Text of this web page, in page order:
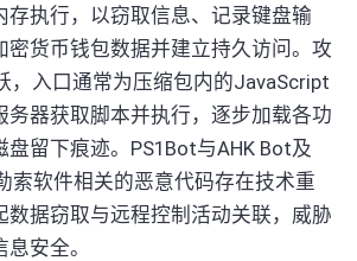
存执行，以窃取信息、记录键盘输
密货币钱包数据并建立持久访问。攻
，入口通常为压缩包内的JavaScript
务器获取脚本并执行，逐步加载各功
盘留下痕迹。PS1Bot与AHK Bot及
索软件相关的恶意代码存在技术重
数据窃取与远程控制活动关联，威胁
安全。